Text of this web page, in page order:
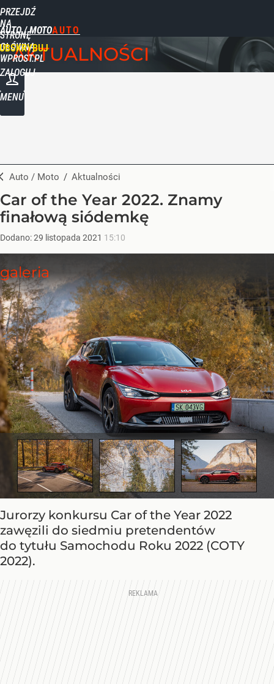
PRZEJDŹ
NA
STRONĘ
GŁÓWNĄ
WPROST.PL
AUTO / MOTO
ZALOGUJ
MENU
AKTUALNOŚCI
Auto / Moto / Aktualności
Car of the Year 2022. Znamy
finałową siódemkę
Dodano:29 listopada 2021 15:10
Jurorzy konkursu Car of the Year 2022
zawęzili do siedmiu pretendentów
do tytułu Samochodu Roku 2022 (COTY
2022).